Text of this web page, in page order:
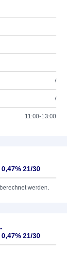
/
/
11:00-13:00
21/30
werden.
21/30